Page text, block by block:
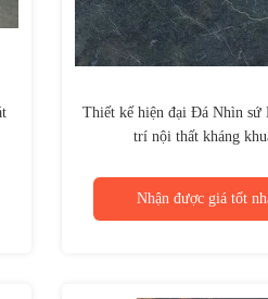
Thiết kế hiện đại Đá Nhìn sứ
trí nội thất kháng
Nhận được giá tốt